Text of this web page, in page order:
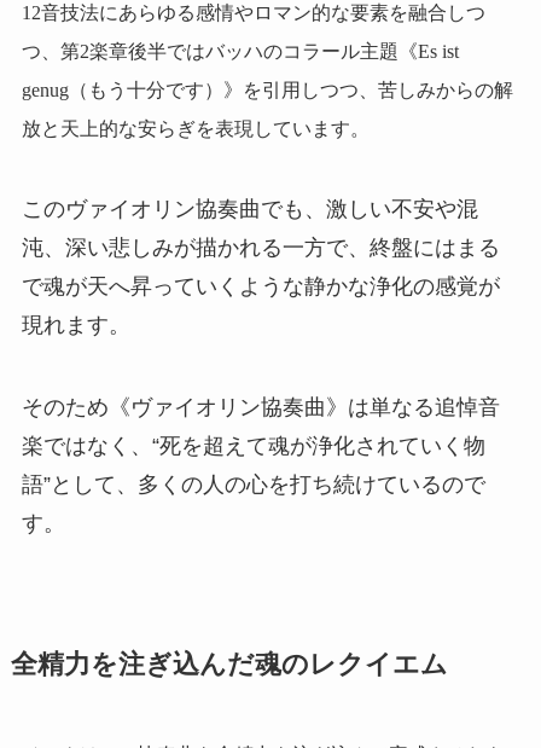
12音技法にあらゆる感情やロマン的な要素を融合しつ
つ、第2楽章後半ではバッハのコラール主題《Es ist
genug（もう十分です）》を引用しつつ、苦しみからの解
放と天上的な安らぎを表現しています。
このヴァイオリン協奏曲でも、激しい不安や混
沌、深い悲しみが描かれる一方で、終盤にはまる
で魂が天へ昇っていくような静かな浄化の感覚が
現れます。
そのため《ヴァイオリン協奏曲》は単なる追悼音
楽ではなく、“死を超えて魂が浄化されていく物
語”として、多くの人の心を打ち続けているので
す。
全精力を注ぎ込んだ魂のレクイエム